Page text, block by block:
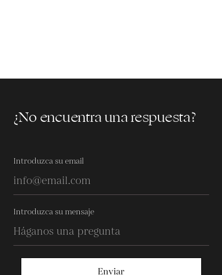
¿No encuentra una respuesta?
Introduzca su email
Introduzca su mensaje
Enviar